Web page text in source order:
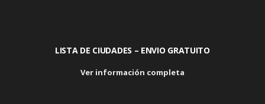
LISTA DE CIUDADES – ENVIO GRATUITO
Ver información completa